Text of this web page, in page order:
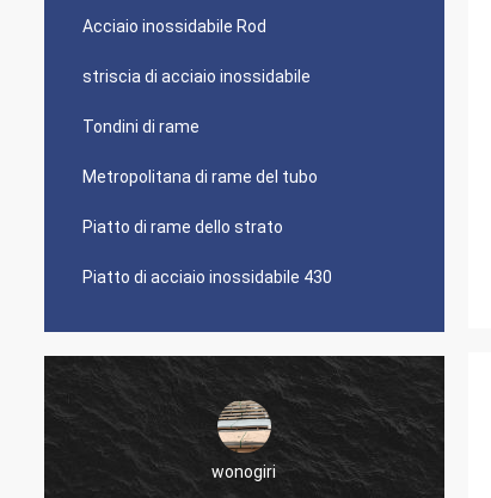
Acciaio inossidabile Rod
striscia di acciaio inossidabile
Tondini di rame
Metropolitana di rame del tubo
Piatto di rame dello strato
Piatto di acciaio inossidabile 430
wonogiri